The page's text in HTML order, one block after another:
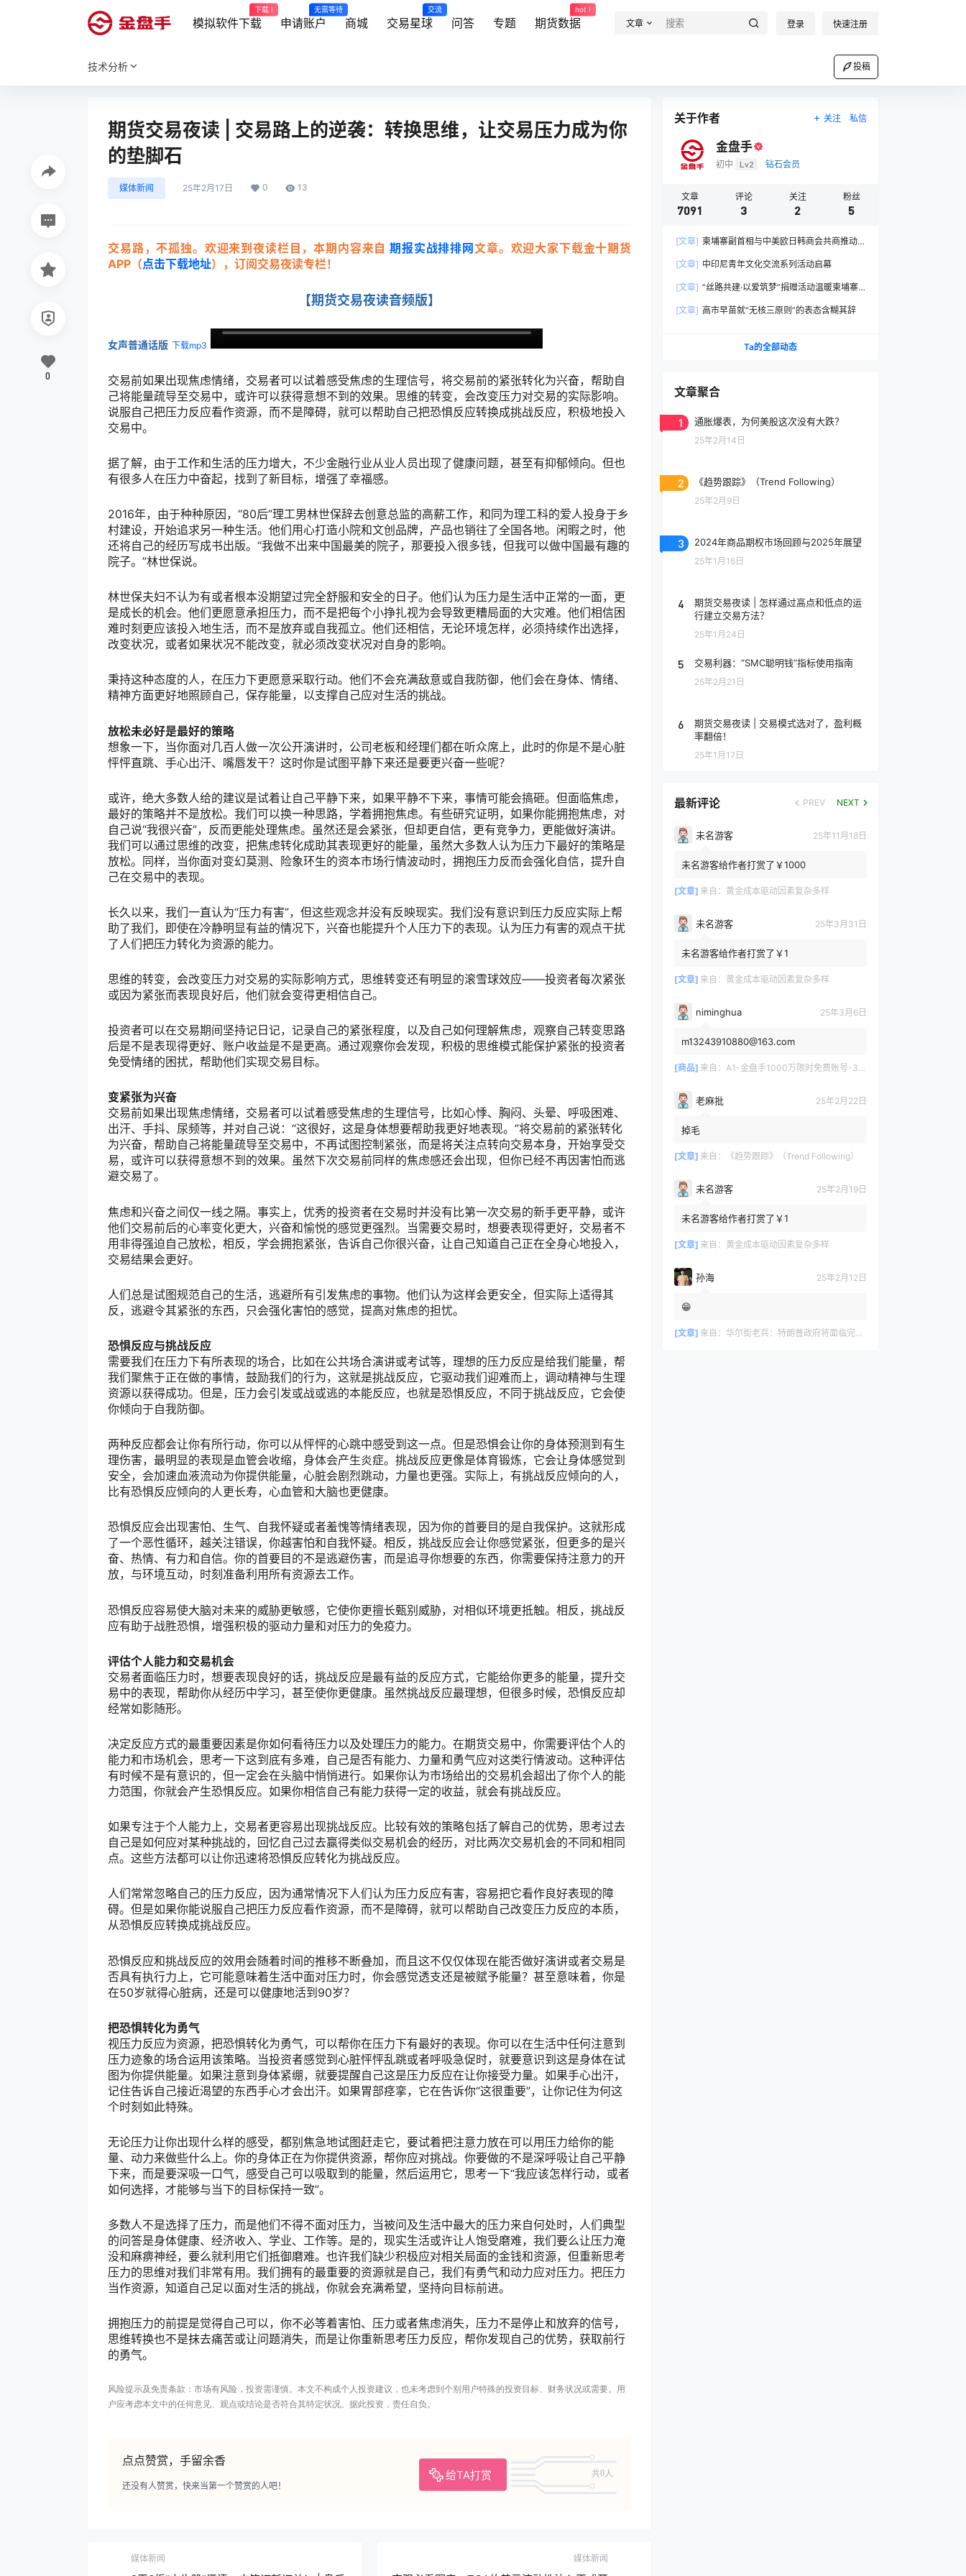
模拟软件下载
下载 !
申请账户
无需等待
商城 交易星球
交流
问答 专题 期货数据
hot !
文章 登录 快速注册
技术分析 投稿
期货交易夜读 | 交易路上的逆袭：转换思维，让交易压力成为你
的垫脚石
媒体新闻 25年2月17日 0 13
交易路，不孤独。欢迎来到夜读栏目，本期内容来自 期报实战排排网 文章。 欢迎大家下载金十期货
APP（点击下载地址），订阅交易夜读专栏！
【期货交易夜读音频版】
女声普通话版 下载mp3
交易前如果出现焦虑情绪，交易者可以试着感受焦虑的生理信号，将交易前的紧张转化为兴奋，帮助自
己将能量疏导至交易中，或许可以获得意想不到的效果。思维的转变，会改变压力对交易的实际影响。
说服自己把压力反应看作资源，而不是障碍，就可以帮助自己把恐惧反应转换成挑战反应，积极地投入
交易中。
据了解，由于工作和生活的压力增大，不少金融行业从业人员出现了健康问题，甚至有抑郁倾向。但也
有很多人在压力中奋起，找到了新目标，增强了幸福感。
2016年，由于种种原因，“80后”理工男林世保辞去创意总监的高薪工作，和同为理工科的爱人投身于乡
村建设，开始追求另一种生活。他们用心打造小院和文创品牌，产品也销往了全国各地。闲暇之时，他
还将自己的经历写成书出版。“我做不出来中国最美的院子，那要投入很多钱，但我可以做中国最有趣的
院子。”林世保说。
林世保夫妇不认为有或者根本没期望过完全舒服和安全的日子。他们认为压力是生活中正常的一面，更
是成长的机会。他们更愿意承担压力，而不是把每个小挣扎视为会导致更糟局面的大灾难。他们相信困
难时刻更应该投入地生活，而不是放弃或自我孤立。他们还相信，无论环境怎样，必须持续作出选择，
改变状况，或者如果状况不能改变，就必须改变状况对自身的影响。
秉持这种态度的人，在压力下更愿意采取行动。他们不会充满敌意或自我防御，他们会在身体、情绪、
精神方面更好地照顾自己，保存能量，以支撑自己应对生活的挑战。
放松未必好是最好的策略
想象一下，当你面对几百人做一次公开演讲时，公司老板和经理们都在听众席上，此时的你是不是心脏
怦怦直跳、手心出汗、嘴唇发干？这时你是试图平静下来还是要更兴奋一些呢？
或许，绝大多数人给的建议是试着让自己平静下来，如果平静不下来，事情可能会搞砸。但面临焦虑，
最好的策略并不是放松。我们可以换一种思路，学着拥抱焦虑。有些研究证明，如果你能拥抱焦虑，对
自己说“我很兴奋”，反而更能处理焦虑。虽然还是会紧张，但却更自信，更有竞争力，更能做好演讲。
我们可以通过思维的改变，把焦虑转化成助其表现更好的能量，虽然大多数人认为压力下最好的策略是
放松。同样，当你面对变幻莫测、险象环生的资本市场行情波动时，拥抱压力反而会强化自信，提升自
己在交易中的表现。
长久以来，我们一直认为“压力有害”，但这些观念并没有反映现实。我们没有意识到压力反应实际上帮
助了我们，即使在冷静明显有益的情况下，兴奋也能提升个人压力下的表现。认为压力有害的观点干扰
了人们把压力转化为资源的能力。
思维的转变，会改变压力对交易的实际影响方式，思维转变还有明显的滚雪球效应——投资者每次紧张
或因为紧张而表现良好后，他们就会变得更相信自己。
投资者可以在交易期间坚持记日记，记录自己的紧张程度，以及自己如何理解焦虑，观察自己转变思路
后是不是表现得更好、账户收益是不是更高。通过观察你会发现，积极的思维模式能保护紧张的投资者
免受情绪的困扰，帮助他们实现交易目标。
变紧张为兴奋
交易前如果出现焦虑情绪，交易者可以试着感受焦虑的生理信号，比如心悸、胸闷、头晕、呼吸困难、
出汗、手抖、尿频等，并对自己说：“这很好，这是身体想要帮助我更好地表现。”将交易前的紧张转化
为兴奋，帮助自己将能量疏导至交易中，不再试图控制紧张，而是将关注点转向交易本身，开始享受交
易，或许可以获得意想不到的效果。虽然下次交易前同样的焦虑感还会出现，但你已经不再因害怕而逃
避交易了。
焦虑和兴奋之间仅一线之隔。事实上，优秀的投资者在交易时并没有比第一次交易的新手更平静，或许
他们交易前后的心率变化更大，兴奋和愉悦的感觉更强烈。当需要交易时，想要表现得更好，交易者不
用非得强迫自己放松，相反，学会拥抱紧张，告诉自己你很兴奋，让自己知道自己正在全身心地投入，
交易结果会更好。
人们总是试图规范自己的生活，逃避所有引发焦虑的事物。他们认为这样会更安全，但实际上适得其
反，逃避令其紧张的东西，只会强化害怕的感觉，提高对焦虑的担忧。
恐惧反应与挑战反应
需要我们在压力下有所表现的场合，比如在公共场合演讲或考试等，理想的压力反应是给我们能量，帮
我们聚焦于正在做的事情，鼓励我们的行为，这就是挑战反应，它驱动我们迎难而上，调动精神与生理
资源以获得成功。但是，压力会引发或战或逃的本能反应，也就是恐惧反应，不同于挑战反应，它会使
你倾向于自我防御。
两种反应都会让你有所行动，你可以从怦怦的心跳中感受到这一点。但是恐惧会让你的身体预测到有生
理伤害，最明显的表现是血管会收缩，身体会产生炎症。挑战反应更像是体育锻炼，它会让身体感觉到
安全，会加速血液流动为你提供能量，心脏会剧烈跳动，力量也更强。实际上，有挑战反应倾向的人，
比有恐惧反应倾向的人更长寿，心血管和大脑也更健康。
恐惧反应会出现害怕、生气、自我怀疑或者羞愧等情绪表现，因为你的首要目的是自我保护。这就形成
了一个恶性循环，越关注错误，你越害怕和自我怀疑。相反，挑战反应会让你感觉紧张，但更多的是兴
奋、热情、有力和自信。你的首要目的不是逃避伤害，而是追寻你想要的东西，你需要保持注意力的开
放，与环境互动，时刻准备利用所有资源去工作。
恐惧反应容易使大脑对未来的威胁更敏感，它使你更擅长甄别威胁，对相似环境更抵触。相反，挑战反
应有助于战胜恐惧，增强积极的驱动力量和对压力的免疫力。
评估个人能力和交易机会
交易者面临压力时，想要表现良好的话，挑战反应是最有益的反应方式，它能给你更多的能量，提升交
易中的表现，帮助你从经历中学习，甚至使你更健康。虽然挑战反应最理想，但很多时候，恐惧反应却
经常如影随形。
决定反应方式的最重要因素是你如何看待压力以及处理压力的能力。在期货交易中，你需要评估个人的
能力和市场机会，思考一下这到底有多难，自己是否有能力、力量和勇气应对这类行情波动。这种评估
有时候不是有意识的，但一定会在头脑中悄悄进行。如果你认为市场给出的交易机会超出了你个人的能
力范围，你就会产生恐惧反应。如果你相信自己有能力获得一定的收益，就会有挑战反应。
如果专注于个人能力上，交易者更容易出现挑战反应。比较有效的策略包括了解自己的优势，思考过去
自己是如何应对某种挑战的，回忆自己过去赢得类似交易机会的经历，对比两次交易机会的不同和相同
点。这些方法都可以让你迅速将恐惧反应转化为挑战反应。
人们常常忽略自己的压力反应，因为通常情况下人们认为压力反应有害，容易把它看作良好表现的障
碍。但是如果你能说服自己把压力反应看作资源，而不是障碍，就可以帮助自己改变压力反应的本质，
从恐惧反应转换成挑战反应。
恐惧反应和挑战反应的效用会随着时间的推移不断叠加，而且这不仅仅体现在能否做好演讲或者交易是
否具有执行力上，它可能意味着生活中面对压力时，你会感觉透支还是被赋予能量？甚至意味着，你是
在50岁就得心脏病，还是可以健康地活到90岁？
把恐惧转化为勇气
视压力反应为资源，把恐惧转化为勇气，可以帮你在压力下有最好的表现。你可以在生活中任何注意到
压力迹象的场合运用该策略。当投资者感觉到心脏怦怦乱跳或者呼吸急促时，就要意识到这是身体在试
图为你提供能量。如果注意到身体紧绷，就要提醒自己这是压力反应在让你接受力量。如果手心出汗，
记住告诉自己接近渴望的东西手心才会出汗。如果胃部痉挛，它在告诉你“这很重要”，让你记住为何这
个时刻如此特殊。
无论压力让你出现什么样的感受，都别焦急地试图赶走它，要试着把注意力放在可以用压力给你的能
量、动力来做些什么上。你的身体正在为你提供资源，帮你应对挑战。你要做的不是深呼吸让自己平静
下来，而是要深吸一口气，感受自己可以吸取到的能量，然后运用它，思考一下“我应该怎样行动，或者
如何选择，才能够与当下的目标保持一致”。
多数人不是选择了压力，而是他们不得不面对压力，当被问及生活中最大的压力来自何处时，人们典型
的问答是身体健康、经济收入、学业、工作等。是的，现实生活或许让人饱受磨难，我们要么让压力淹
没和麻痹神经，要么就利用它们抵御磨难。也许我们缺少积极应对相关局面的金钱和资源，但重新思考
压力的思维对我们非常有用。我们拥有的最重要的资源就是自己，我们有勇气和动力应对压力。把压力
当作资源，知道自己足以面对生活的挑战，你就会充满希望，坚持向目标前进。
拥抱压力的前提是觉得自己可以，你不必等着害怕、压力或者焦虑消失，压力不是停止和放弃的信号，
思维转换也不是抹去痛苦或让问题消失，而是让你重新思考压力反应，帮你发现自己的优势，获取前行
的勇气。
风险提示及免责条款：市场有风险，投资需谨慎。本文不构成个人投资建议，也未考虑到个别用户特殊的投资目标、财务状况或需要。用
户应考虑本文中的任何意见、观点或结论是否符合其特定状况。据此投资，责任自负。
点点赞赏，手留余香
给TA打赏 共0人
还没有人赞赏，快来当第一个赞赏的人吧！
0
媒体新闻 媒体新闻
关于作者 关注 私信
金盘手
初中 Lv2 钻石会员
文章
7091
评论
3
关注
2
粉丝
5
[文章] 柬埔寨副首相与中美欧日韩商会共商推动
[文章] 中印尼青年文化交流系列活动启幕
[文章] “丝路共建·以爱筑梦”捐赠活动温暖柬埔寨
[文章] 高市早苗就“无核三原则”的表态含糊其辞
Ta的全部动态
文章聚合
1 通胀爆表，为何美股这次没有大跌？
25年2月14日
2 《趋势跟踪》（Trend Following）
25年2月9日
3 2024年商品期权市场回顾与2025年展望
25年1月16日
4
期货交易夜读 | 怎样通过高点和低点的运
行建立交易方法？
25年1月24日
5 交易利器：“SMC聪明钱”指标使用指南
25年2月21日
6
期货交易夜读 | 交易模式选对了，盈利概
率翻倍！
25年1月17日
最新评论 PREV NEXT
未名游客 25年11月18日
未名游客给作者打赏了￥1000
[文章] 来自： 黄金成本驱动因素复杂多样
未名游客 25年3月31日
未名游客给作者打赏了￥1
[文章] 来自： 黄金成本驱动因素复杂多样
niminghua 25年3月6日
m13243910880@163.com
[商品] 来自： A1-金盘手1000万限时免费账号-30天/次/用户
老麻批 25年2月22日
掉毛
[文章] 来自： 《趋势跟踪》（Trend Following）
未名游客 25年2月19日
未名游客给作者打赏了￥1
[文章] 来自： 黄金成本驱动因素复杂多样
孙海 25年2月12日
😁
[文章] 来自： 华尔街老兵：特朗普政府将面临完美风暴，长期看好黄金